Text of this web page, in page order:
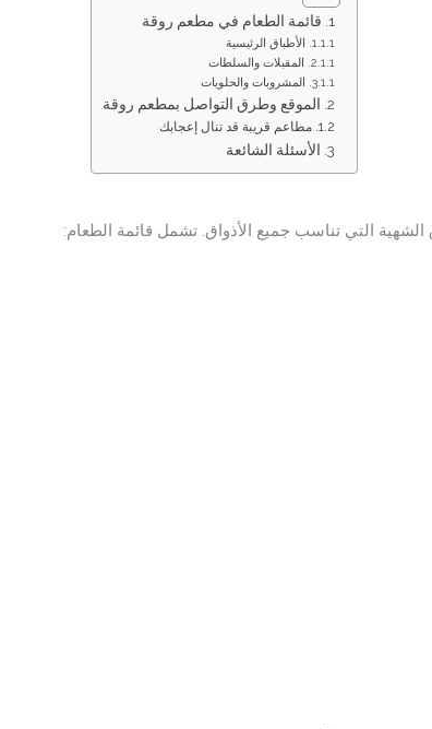
قائمة الطعام في مطعم روقة
الأطباق الرئيسية
المقبلات والسلطات
المشروبات والحلويات
الموقع وطرق التواصل بمطعم روقة
مطاعم قريبة قد تنال إعجابك
الأسئلة الشائعة
التي تناسب جميع الأذواق. تشمل قائمة الطعام: